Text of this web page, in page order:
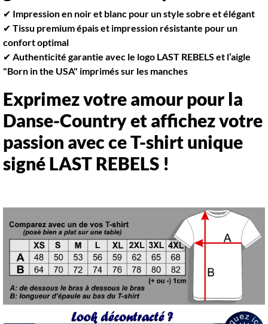
✔ Impression en noir et blanc pour un style sobre et élégant
✔ Tissu premium épais et impression résistante pour un
confort optimal
✔ Authenticité garantie avec le logo LAST REBELS et l’aigle
"Born in the USA" imprimés sur les manches
Exprimez votre amour pour la
Danse-Country et affichez votre
passion avec ce T-shirt unique
signé LAST REBELS !